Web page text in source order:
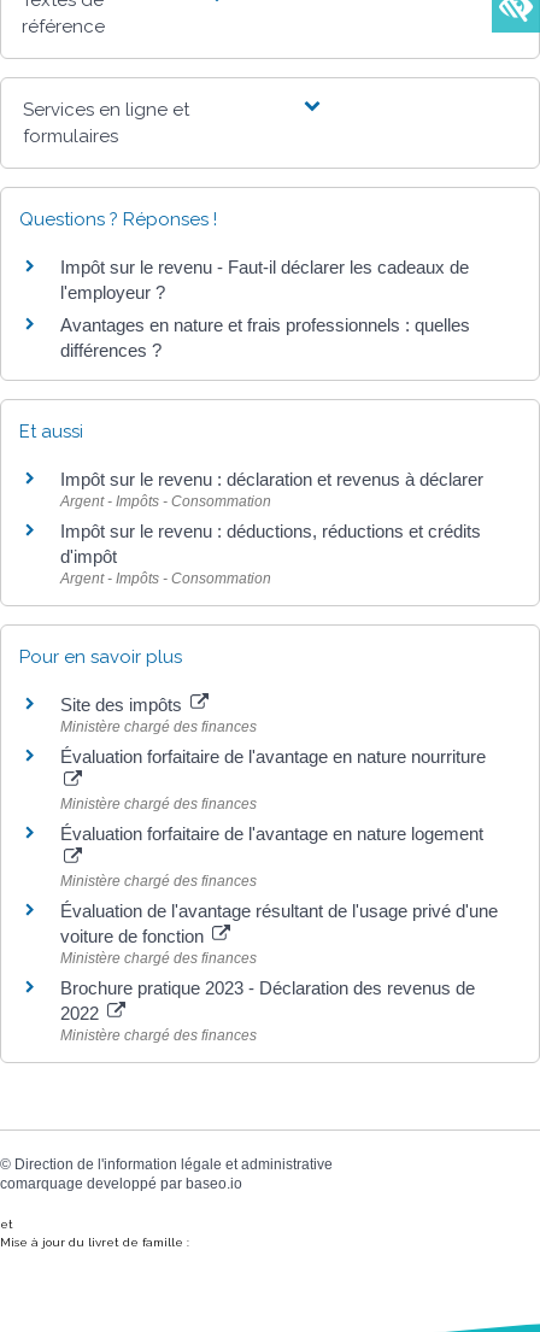
référence
Services en ligne et
formulaires
Questions ? Réponses !
Impôt sur le revenu - Faut-il déclarer les cadeaux de
l'employeur ?
Avantages en nature et frais professionnels : quelles
différences ?
Et aussi
Impôt sur le revenu : déclaration et revenus à déclarer
Argent - Impôts - Consommation
Impôt sur le revenu : déductions, réductions et crédits
d'impôt
Argent - Impôts - Consommation
Pour en savoir plus
Site des impôts
Ministère chargé des finances
Évaluation forfaitaire de l'avantage en nature nourriture
Ministère chargé des finances
Évaluation forfaitaire de l'avantage en nature logement
Ministère chargé des finances
Évaluation de l'avantage résultant de l'usage privé d'une
voiture de fonction
Ministère chargé des finances
Brochure pratique 2023 - Déclaration des revenus de
2022
Ministère chargé des finances
© Direction de l'information légale et administrative
comarquage developpé par baseo.io
et
Mise à jour du livret de famille :